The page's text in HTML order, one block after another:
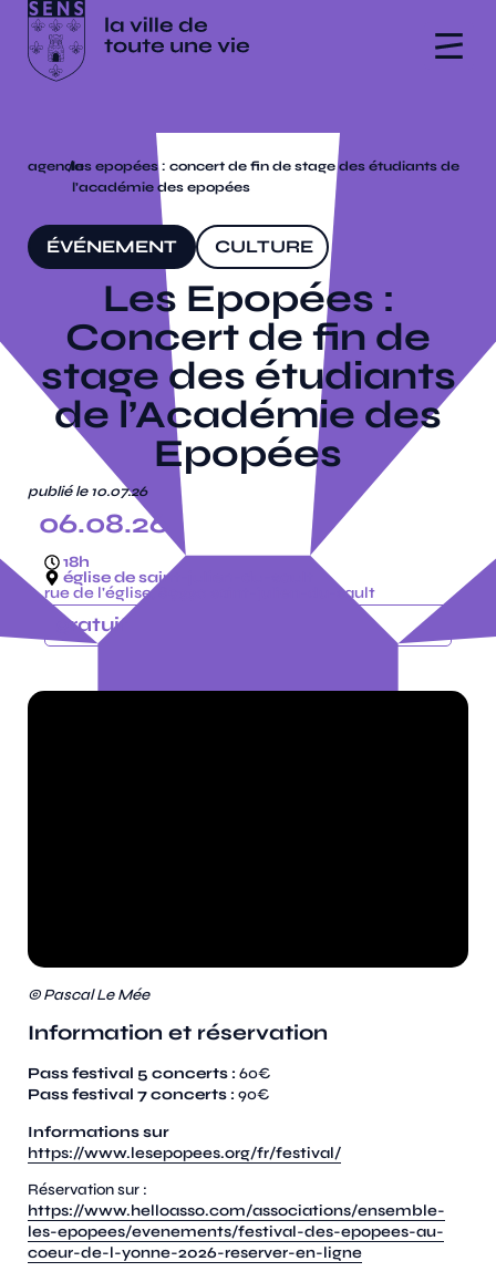
agenda
/les epopées : concert de fin de stage des étudiants de
l’académie des epopées
ÉVÉNEMENT CULTURE
Les Epopées :
Concert de fin de
stage des étudiants
de l’Académie des
Epopées
publié le 10.07.26
06.08.26
18h
église de saint-julien-du-sault
rue de l'église, 89330 saint-julien-du-sault
gratuit
© Pascal Le Mée
Information et réservation
Pass festival 5 concerts : 60€
Pass festival 7 concerts : 90€
Informations sur
https://www.lesepopees.org/fr/festival/
Réservation sur :
https://www.helloasso.com/associations/ensemble-
les-epopees/evenements/festival-des-epopees-au-
coeur-de-l-yonne-2026-reserver-en-ligne